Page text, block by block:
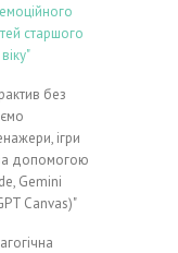
старшого
без
ігри
допомогою
Gemini
Canvas)"